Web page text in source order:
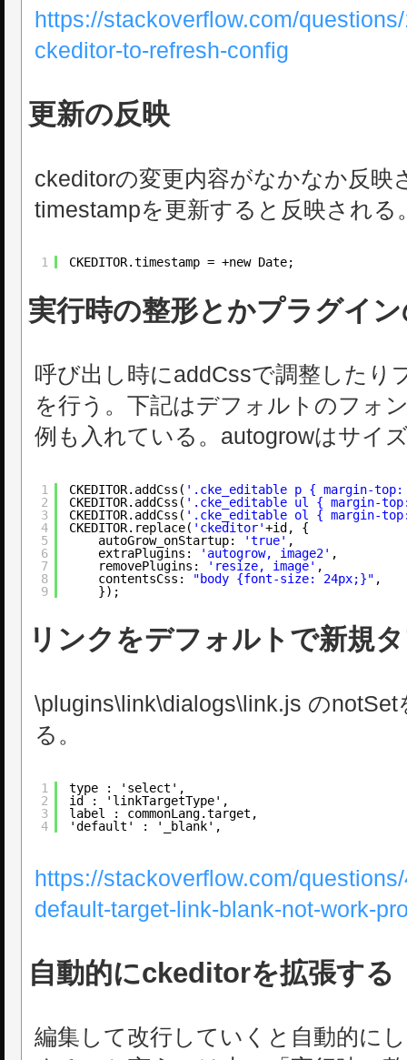
https://stackoverflow.com/
ckeditor-to-refresh-config
更新の反映
ckeditorの変更内容がなかなか反映
timestampを更新すると反映される
1 CKEDITOR.timestamp = +new Date;
実行時の整形とかプラグイ
呼び出し時にaddCssで調整したり
を行う。下記はデフォルトのフォ
例も入れている。autogrowはサイ
1
2
3
4
5
6
7
8
9
CKEDITOR.addCss( '.cke_editable p { margin-
CKEDITOR.addCss( '.cke_editable ul { margin-
CKEDITOR.addCss( '.cke_editable ol { margin-
CKEDITOR.replace( 'ckeditor'+id, {
autoGrow_onStartup:
'true' ,
extraPlugins:
'autogrow, image2' ,
removePlugins:
'resize, image' ,
contentsCss:
"body {font-size: 24px;}" ,
});
リンクをデフォルトで新規
\plugins\link\dialogs\link.js の
る。
1
2
3
4
type : 'select',
id : 'linkTargetType',
label : commonLang.target,
'default' : '_blank',
https://stackoverflow.com/
default-target-link-blank-not-work-
自動的にckeditorを拡張する
編集して改行していくと自動的に